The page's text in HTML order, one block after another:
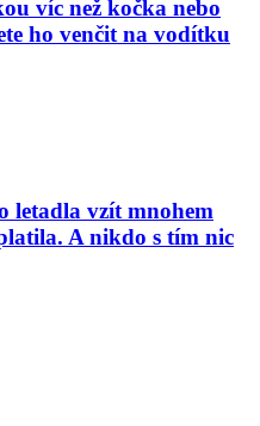
víc než kočka nebo
ho venčit na vodítku
letadla vzít mnohem
A nikdo s tím nic